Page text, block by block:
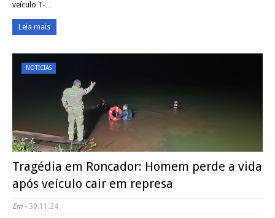
veículo T-…
Leia mais
NOTICIAS
Tragédia em Roncador: Homem perde a vida
após veículo cair em represa
Em - 30.11.24